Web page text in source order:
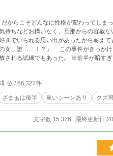
からこそどんなに性格が変わってしま
暗すぎるので、明るくなってくると
位 / 66,327件
ざまぁは後半 重いシーンあり クズ男
文字数 15,376 最終更新日